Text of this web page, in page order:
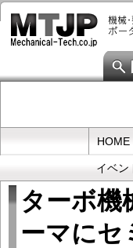
メ
イ
テ
HOME
イベン
ターボ機
ーマにセ